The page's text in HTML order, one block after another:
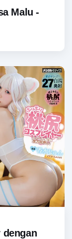
Malu -
dengan